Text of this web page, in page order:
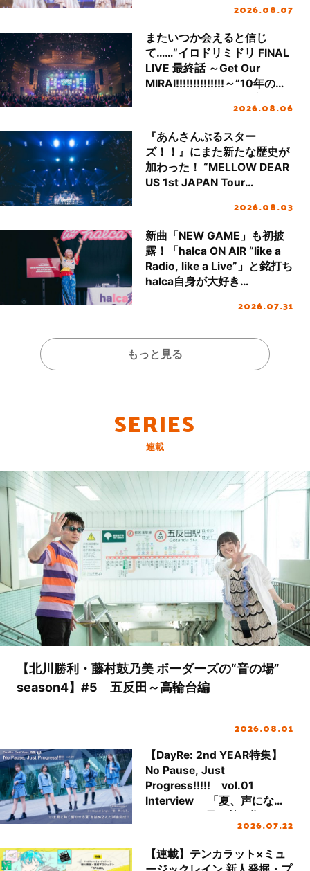
2026.08.07
またいつか会えると信じ
て……“イロドリミドリ FINAL
LIVE 最終話 ～Get Our
MIRAI!!!!!!!!!!!!!!～”10年の活
本公演をレポート2026.08.06
『あんさんぶるスター
ズ！！』にまた新たな歴史が
加わった！ “MELLOW DEAR
US 1st JAPAN Tour
!!」Dear 横浜BUNTAI”をレポ
ート!!
2026.08.03
新曲「NEW GAME」も初披
露！「halca ON AIR “like a
Radio, like a Live”」と銘打ち
halca自身が大好き
2026.07.31
もっと見る
SERIES
連載
【北川勝利・藤村鼓乃美 ボーダーズの“音の場”
season4】#5 五反田～高輪台編
2026.08.01
【DayRe: 2nd YEAR特集】
No Pause, Just
Progress!!!!! vol.01
Interview 「夏、声にな
る夏”を詰め込んだ新曲完
成！
2026.07.22
【連載】テンカラット×ミュ